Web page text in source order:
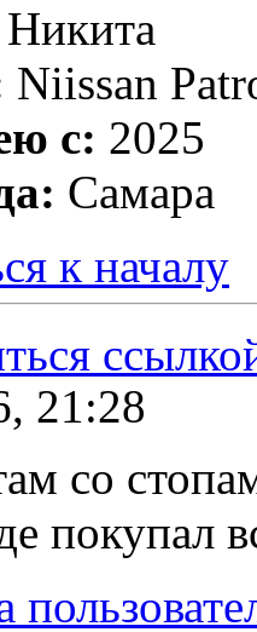
Никита
Niissan
с: 2025
Самара
к началу
21:28
со
покупал